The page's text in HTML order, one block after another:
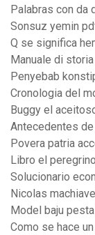
Palabras con da
Sonsuz yemin
Q se significa
Manuale di
Penyebab
Cronologia del
Buggy el
Antecedentes
Povera patria
Libro el
Solucionario
Nicolas
Model baju
Como se hace